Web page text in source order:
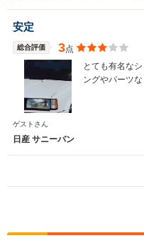
安定
総合評価 3点
とても有名な
ングやパーツ
ゲストさん
日産 サニーバン